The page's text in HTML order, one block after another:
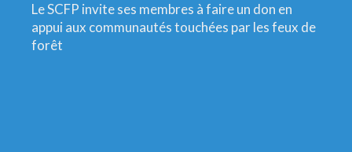
Le SCFP invite ses membres à faire un don en
appui aux communautés touchées par les feux de
forêt